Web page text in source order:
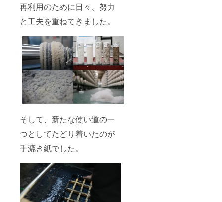
再利用のために日々、努力
と工夫を重ねてきました。
そして、新たな使い道の一
つとしてたどり着いたのが
手漉き紙でした。